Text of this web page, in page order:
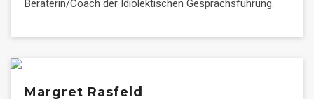
Beraterin/Coach der Idiolektischen Gesprächsführung.
Margret Rasfeld